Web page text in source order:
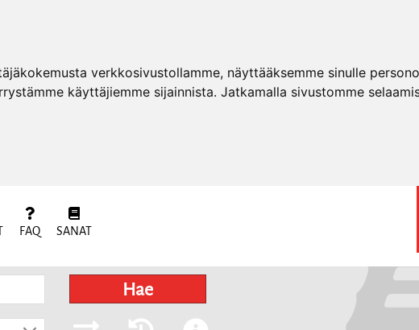
verkkosivustollamme, näyttääksemme sinulle
käyttäjiemme sijainnista. Jatkamalla sivustomme
FAQ SANAT
Hae